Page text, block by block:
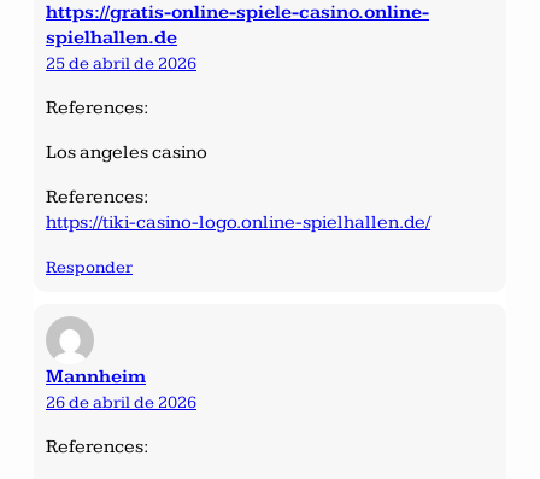
https://gratis-online-spiele-casino.online-
spielhallen.de
25 de abril de 2026
References:
Los angeles casino
References:
https://tiki-casino-logo.online-spielhallen.de/
Responder
Mannheim
26 de abril de 2026
References: